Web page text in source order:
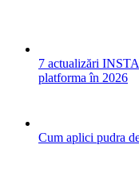
7 actualizări
platforma în 2026
Cum aplici pudra